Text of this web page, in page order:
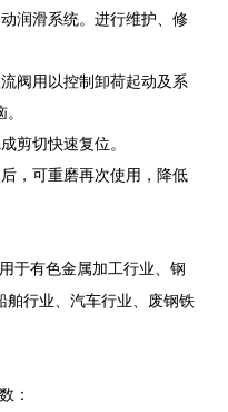
润滑系统。进行维护、修
阀用以控制卸荷起动及系
剪切快速复位。
，可重磨再次使用，降低
于有色金属加工行业、钢
舶行业、汽车行业、废钢铁
：